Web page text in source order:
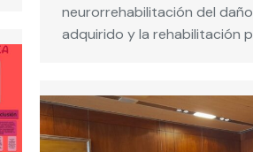
neurorrehabilitación del
adquirido y la rehabilitación